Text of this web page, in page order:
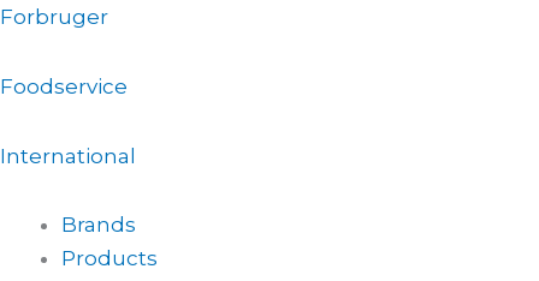
Gå
indholdet
Forbruger
Foodservice
International
Brands
Products